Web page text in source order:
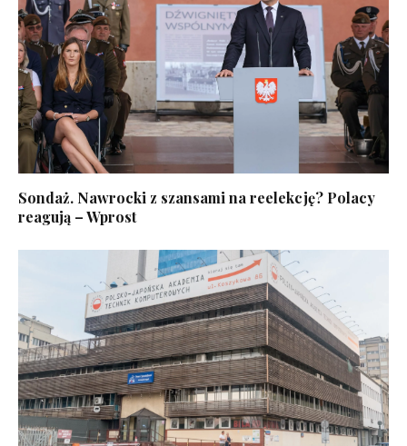
Sondaż. Nawrocki z szansami na reelekcję? Polacy
reagują – Wprost